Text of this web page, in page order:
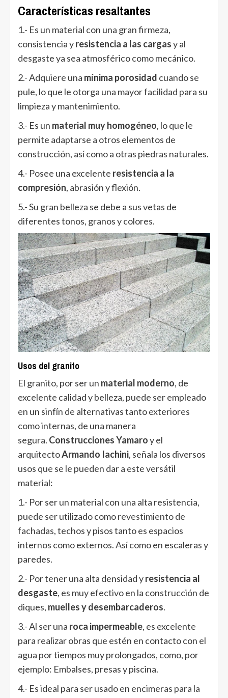
Características resaltantes
1.- Es un material con una gran firmeza,
consistencia yresistencia a las cargasy al
desgaste ya sea atmosférico como mecánico.
2.- Adquiere una mínima porosidad cuando se
pule, lo que le otorga una mayor facilidad para su
limpieza y mantenimiento.
3.- Es un material muy homogéneo, lo que le
permite adaptarse a otros elementos de
construcción, así como a otras piedras naturales.
4.- Posee una excelente resistencia a la
compresión, abrasión y flexión.
5.- Su gran belleza se debe a sus vetas de
diferentes tonos, granos y colores.
Usos del granito
El granito, por ser un material moderno, de
excelente calidad y belleza, puede ser empleado
en un sinfín de alternativas tanto exteriores
como internas, de una manera
segura. Construcciones Yamaroy el
arquitectoArmando Iachini, señala los diversos
usos que se le pueden dar a este versátil
material:
1.- Por ser un material con una alta resistencia,
puede ser utilizado comorevestimiento de
fachadas, techos y pisos tanto es espacios
internos como externos. Así como en escaleras y
paredes.
2.- Por tener una alta densidad yresistencia al
desgaste, es muy efectivo en la construcción de
diques, muelles y desembarcaderos.
3.- Al ser una roca impermeable, es excelente
para realizar obras que estén en contacto con el
agua por tiempos muy prolongados, como, por
ejemplo: Embalses, presas y piscina.
4.- Es ideal para ser usado en encimeras para la